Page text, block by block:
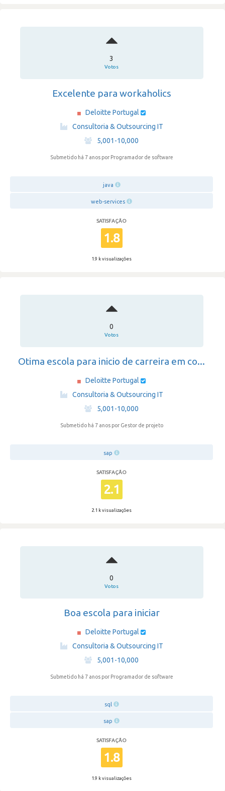
3
Votos
Excelente para workaholics
Deloitte Portugal
·
Consultoria & Outsourcing IT
·
5,001-10,000
Submetido há 7 anos por Programador de software
java
web-services
SATISFAÇÃO
1.8
1.9 k visualizações
0
Votos
Otima escola para inicio de carreira em co...
Deloitte Portugal
·
Consultoria & Outsourcing IT
·
5,001-10,000
Submetido há 7 anos por Gestor de projeto
sap
SATISFAÇÃO
2.1
2.1 k visualizações
0
Votos
Boa escola para iniciar
Deloitte Portugal
·
Consultoria & Outsourcing IT
·
5,001-10,000
Submetido há 7 anos por Programador de software
sql
sap
SATISFAÇÃO
1.8
1.9 k visualizações